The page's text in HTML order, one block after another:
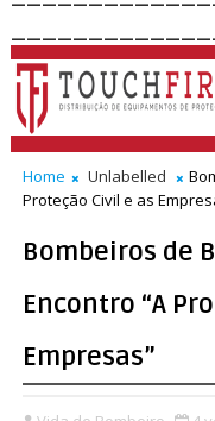
Home Unlabelled
Proteção Civil e as
Bombeiros de
Encontro “A
Empresas”